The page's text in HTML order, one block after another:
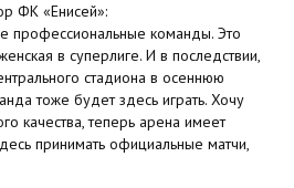
ФК «Енисей»:
профессиональные команды. Это
в суперлиге. И в последствии,
стадиона в осеннюю
тоже будет здесь играть. Хочу
качества, теперь арена имеет
принимать официальные матчи,